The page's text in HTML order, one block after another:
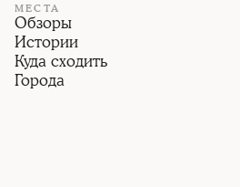
МЕСТА
Обзоры
Истории
Куда сходить
Города